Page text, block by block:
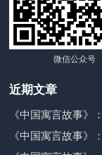
微信公众号
近期文章
《中国寓言故事》
《中国寓言故事》